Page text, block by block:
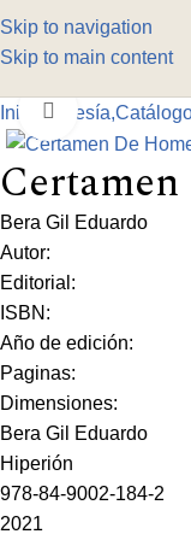
Skip to navigation
Skip to main content
Inicio Click to
Bera Gil Eduardo
Autor:
Editorial:
ISBN:
Año de edición:
Paginas:
Dimensiones:
Bera Gil Eduardo
Hiperión
978-84-9002-184-2
2021